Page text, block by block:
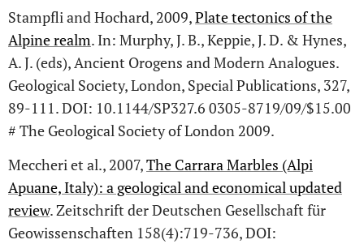
Stampfli and Hochard, 2009,Plate tectonics of the
Alpine realm. In: Murphy, J. B., Keppie, J. D. & Hynes,
A. J. (eds), Ancient Orogens and Modern Analogues.
Geological Society, London, Special Publications, 327,
89-111. DOI: 10.1144/SP327.6 0305-8719/09/$15.00
# The Geological Society of London 2009.
Meccheri et al., 2007,The Carrara Marbles (Alpi
Apuane, Italy): a geological and economical updated
review. Zeitschrift der Deutschen Gesellschaft für
Geowissenschaften 158(4):719-736, DOI: